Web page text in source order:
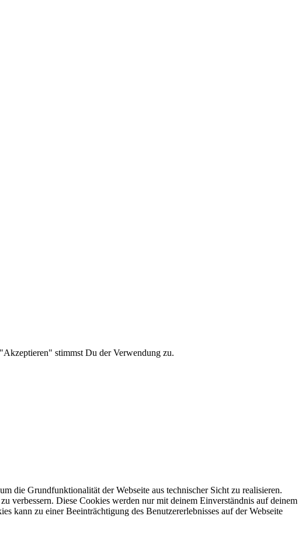
stimmst Du der Verwendung zu.
die Grundfunktionalität der Webseite aus technischer Sicht zu realisieren.
verbessern. Diese Cookies werden nur mit deinem Einverständnis auf deinem
kann zu einer Beeinträchtigung des Benutzererlebnisses auf der Webseite